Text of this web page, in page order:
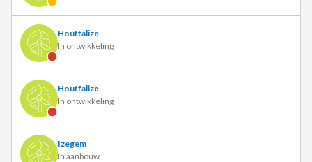
Houffalize
In ontwikkeling
Houffalize
In ontwikkeling
Izegem
In aanbouw